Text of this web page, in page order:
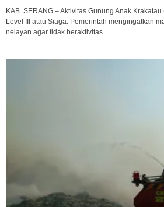
KAB. SERANG – Aktivitas Gunung Anak
Level III atau Siaga. Pemerintah mengingatkan
nelayan agar tidak beraktivitas...